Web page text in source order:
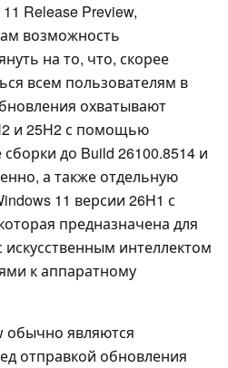
Release Preview,
возможность
на то, что, скорее
всем пользователям в
охватывают
и 25H2 с помощью
до Build 26100.8514 и
а также отдельную
11 версии 26H1 с
предназначена для
интеллектом
к аппаратному
обычно являются
отправкой обновления